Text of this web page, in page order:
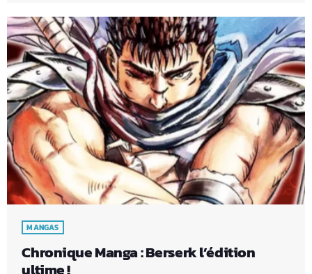
MANGAS
Chronique Manga : Berserk l’édition
ultime !